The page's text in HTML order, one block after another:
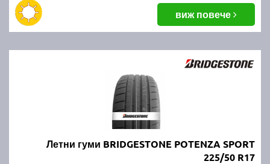
виж повече
Летни гуми BRIDGESTONE POTENZA SPORT
225/50 R17